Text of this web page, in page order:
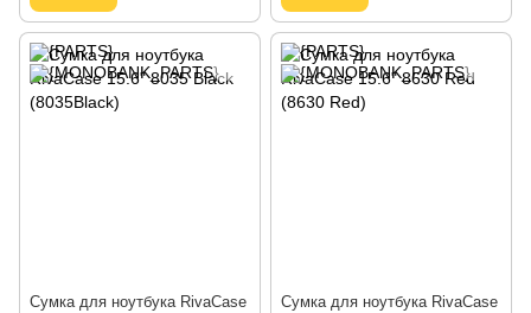
Сумка для ноутбука RivaCase
Сумка для ноутбука RivaCase